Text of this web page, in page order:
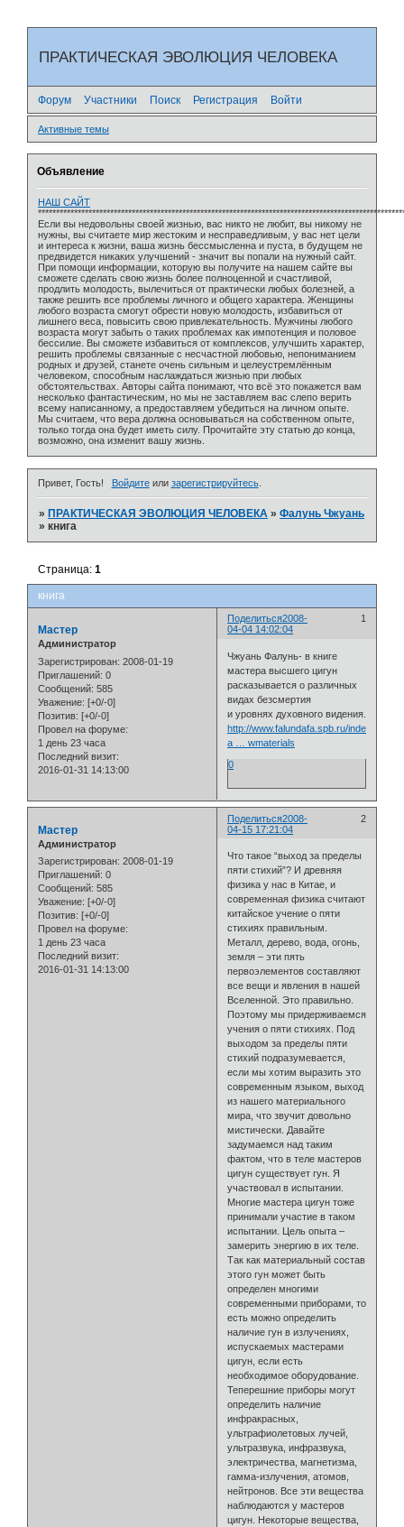
ПРАКТИЧЕСКАЯ ЭВОЛЮЦИЯ ЧЕЛОВЕКА
Форум Участники Поиск Регистрация Войти
Активные темы
Объявление
НАШ САЙТ
Если вы недовольны своей жизнью, вас никто не любит, вы никому не
нужны, вы считаете мир жестоким и несправедливым, у вас нет цели
и интереса к жизни, ваша жизнь бессмысленна и пуста, в будущем не
предвидется никаких улучшений - значит вы попали на нужный сайт.
При помощи информации, которую вы получите на нашем сайте вы
сможете сделать свою жизнь более полноценной и счастливой,
продлить молодость, вылечиться от практически любых болезней, а
также решить все проблемы личного и общего характера. Женщины
любого возраста смогут обрести новую молодость, избавиться от
лишнего веса, повысить свою привлекательность. Мужчины любого
возраста могут забыть о таких проблемах как импотенция и половое
бессилие. Вы сможете избавиться от комплексов, улучшить характер,
решить проблемы связанные с несчастной любовью, непониманием
родных и друзей, станете очень сильным и целеустремлённым
человеком, способным наслаждаться жизнью при любых
обстоятельствах. Авторы сайта понимают, что всё это покажется вам
несколько фантастическим, но мы не заставляем вас слепо верить
всему написанному, а предоставляем убедиться на личном опыте.
Мы считаем, что вера должна основываться на собственном опыте,
только тогда она будет иметь силу. Прочитайте эту статью до конца,
возможно, она изменит вашу жизнь.
Привет, Гость! Войдитеили зарегистрируйтесь.
» ПРАКТИЧЕСКАЯ ЭВОЛЮЦИЯ ЧЕЛОВЕКА »Фалунь Чжуань
»книга
книга
Страница:1
Поделиться 1
2008-
04-04 14:02:04
Мастер
Администратор
Зарегистрирован: 2008-01-19
Приглашений: 0
Сообщений: 585
Уважение: [+0/-0]
Позитив: [+0/-0]
Провел на форуме:
1 день 23 часа
Последний визит:
2016-01-31 14:13:00
Чжуань Фалунь- в книге
мастера высшего цигун
расказывается о различных
видах безсмертия
и уровнях духовного видения.
http://www.falundafa.spb.ru/index.php?
a … wmaterials
0
Поделиться 2
2008-
04-15 17:21:04
Мастер
Администратор
Зарегистрирован: 2008-01-19
Приглашений: 0
Сообщений: 585
Уважение: [+0/-0]
Позитив: [+0/-0]
Провел на форуме:
1 день 23 часа
Последний визит:
2016-01-31 14:13:00
Что такое “выход за пределы
пяти стихий”? И древняя
физика у нас в Китае, и
современная физика считают
китайское учение о пяти
стихиях правильным.
Металл, дерево, вода, огонь,
земля – эти пять
первоэлементов составляют
все вещи и явления в нашей
Вселенной. Это правильно.
Поэтому мы придерживаемся
учения о пяти стихиях. Под
выходом за пределы пяти
стихий подразумевается,
если мы хотим выразить это
современным языком, выход
из нашего материального
мира, что звучит довольно
мистически. Давайте
задумаемся над таким
фактом, что в теле мастеров
цигун существует гун. Я
участвовал в испытании.
Многие мастера цигун тоже
принимали участие в таком
испытании. Цель опыта –
замерить энергию в их теле.
Так как материальный состав
этого гун может быть
определен многими
современными приборами, то
есть можно определить
наличие гун в излучениях,
испускаемых мастерами
цигун, если есть
необходимое оборудование.
Теперешние приборы могут
определить наличие
инфракрасных,
ультрафиолетовых лучей,
ультразвука, инфразвука,
электричества, магнетизма,
гамма-излучения, атомов,
нейтронов. Все эти вещества
наблюдаются у мастеров
цигун. Некоторые вещества,